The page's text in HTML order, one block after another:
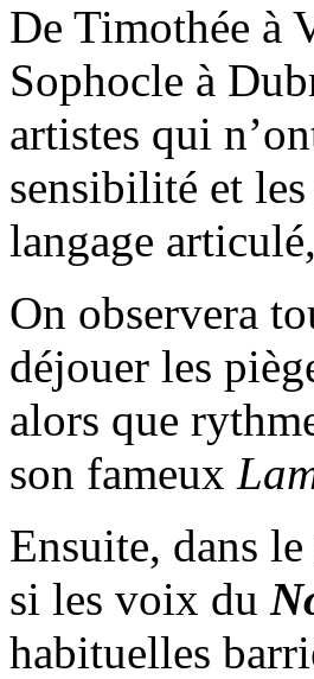
De Timothée à
Sophocle à
artistes qui
sensibilité et
langage
On observera
déjouer les
alors que
son fameux
Ensuite, dans
si les voix du
habituelles